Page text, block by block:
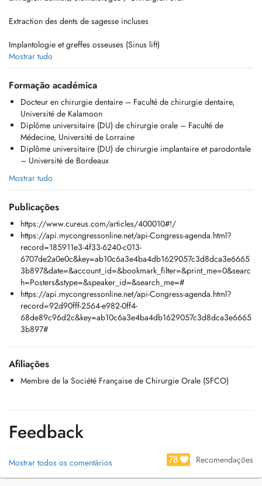
Extraction des dents de sagesse incluses
Implantologie et greffes osseuses (Sinus lift)
Traitement des troubles de larticulation temporo-mandibulaire (ATM)
Pathologies buccales
Dégagement de la canine incluse
Prise en charge des patients à haut risque hémorragique
Injection de toxine botulique (Botox)
Mostrar tudo
Formação académica
Docteur en chirurgie dentaire – Faculté de chirurgie dentaire,
Université de Kalamoon
Diplôme universitaire (DU) de chirurgie orale – Faculté de
Médecine, Université de Lorraine
Diplôme universitaire (DU) de chirurgie implantaire et parodontale
– Université de Bordeaux
Mostrar tudo
Publicações
https://www.cureus.com/articles/400010#!/
https://api.mycongressonline.net/api-Congress-agenda.html?
record=185911e3-4f33-6240-c013-
6707de2a0e0c&key=ab10c6a3e4ba4db1629057c3d8dca3e6665
3b897&date=&account_id=&bookmark_filter=&print_me=0&searc
h=Posters&stype=&speaker_id=&search_me=#
https://api.mycongressonline.net/api-Congress-agenda.html?
record=92d90fff-2564-e982-0ff4-
68de89c96d2c&key=ab10c6a3e4ba4db1629057c3d8dca3e6665
3b897#
Afiliações
Membre de la Société Française de Chirurgie Orale (SFCO)
Feedback
Mostrar todos os comentários 78 Recomendações